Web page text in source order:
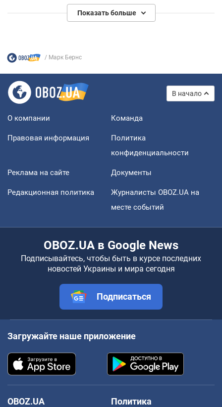
Показать больше
Марк Бернс
В начало
О компании Команда
Правовая информация
Политика
конфиденциальности
Реклама на сайте Документы
Редакционная политика
Журналисты OBOZ.UA на
месте событий
OBOZ.UA в Google News
Подписывайтесь, чтобы быть в курсе последних
новостей Украины и мира сегодня
Подписаться
Загружайте наше приложение
OBOZ.UA
Политика